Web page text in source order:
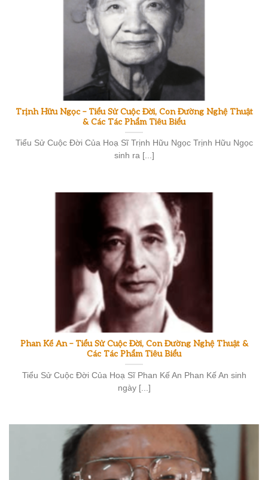
Trịnh Hữu Ngọc – Tiểu Sử Cuộc Đời, Con Đường Nghệ Thuật
& Các Tác Phẩm Tiêu Biểu
Tiểu Sử Cuộc Đời Của Hoạ Sĩ Trịnh Hữu Ngọc Trịnh Hữu Ngọc
sinh ra [...]
Phan Kế An – Tiểu Sử Cuộc Đời, Con Đường Nghệ Thuật &
Các Tác Phẩm Tiêu Biểu
Tiểu Sử Cuộc Đời Của Hoạ Sĩ Phan Kế An Phan Kế An sinh
ngày [...]